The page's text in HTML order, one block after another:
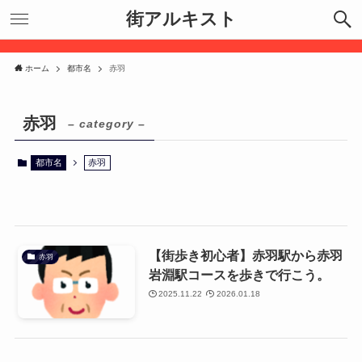
街アルキスト
ホーム 都市名 赤羽
赤羽 – category –
都市名 赤羽
赤羽
【街歩き初心者】赤羽駅から赤羽
岩淵駅コースを歩きで行こう。
2025.11.22 2026.01.18